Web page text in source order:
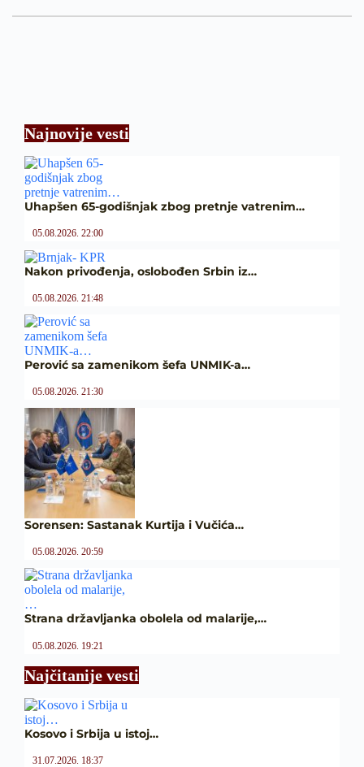
Najnovije vesti
Uhapšen 65-godišnjak zbog pretnje vatrenim…
05.08.2026. 22:00
Nakon privođenja, oslobođen Srbin iz…
05.08.2026. 21:48
Perović sa zamenikom šefa UNMIK-a…
05.08.2026. 21:30
Sorensen: Sastanak Kurtija i Vučića…
05.08.2026. 20:59
Strana državljanka obolela od malarije,…
05.08.2026. 19:21
Najčitanije vesti
Kosovo i Srbija u istoj…
31.07.2026. 18:37